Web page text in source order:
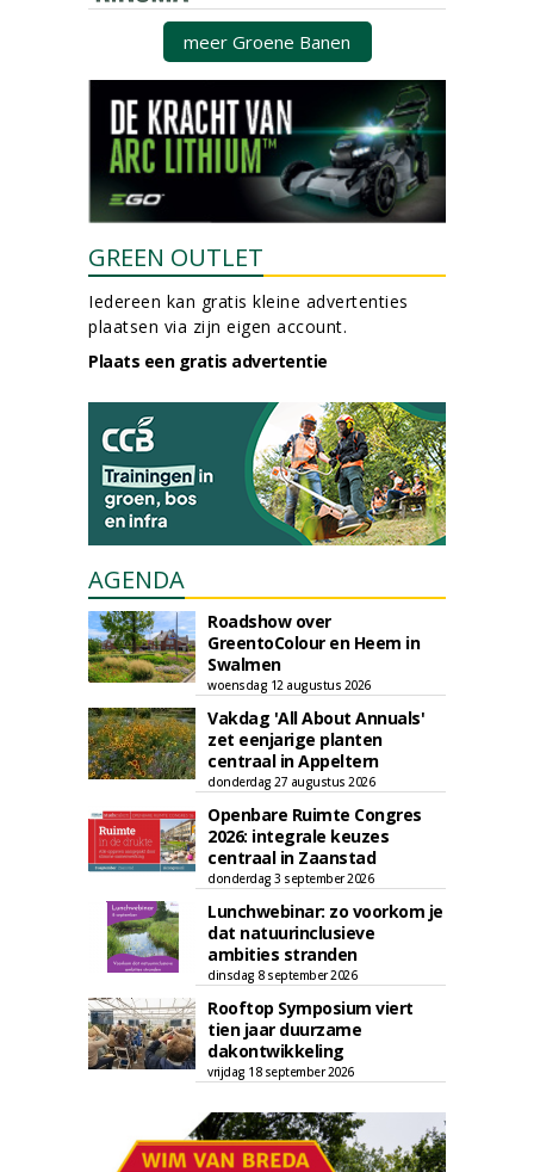
meer Groene Banen
GREEN OUTLET
Iedereen kan gratis kleine advertenties
plaatsen via zijn eigen account.
Plaats een gratis advertentie
AGENDA
Roadshow over
GreentoColour en Heem in
Swalmen
woensdag 12 augustus 2026
Vakdag 'All About Annuals'
zet eenjarige planten
centraal in Appeltern
donderdag 27 augustus 2026
Openbare Ruimte Congres
2026: integrale keuzes
centraal in Zaanstad
donderdag 3 september 2026
Lunchwebinar: zo voorkom je
dat natuurinclusieve
ambities stranden
dinsdag 8 september 2026
Rooftop Symposium viert
tien jaar duurzame
dakontwikkeling
vrijdag 18 september 2026